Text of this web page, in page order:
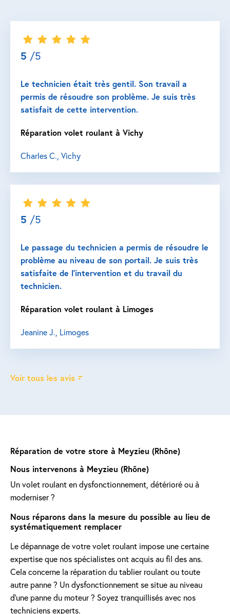
Réparation de votre store à Meyzieu (Rhône)
Nous intervenons à Meyzieu (Rhône)
Un volet roulant en dysfonctionnement, détérioré ou à
moderniser ?
Nous réparons dans la mesure du possible au lieu de
systématiquement remplacer
Le dépannage de votre volet roulant impose une certaine
expertise que nos spécialistes ont acquis au fil des ans.
Cela concerne la réparation du tablier roulant ou toute
autre panne ? Un dysfonctionnement se situe au niveau
d'une panne du moteur ? Soyez tranquillisés avec nos
techniciens experts.
5 /5
Le technicien était très gentil. Son travail a
permis de résoudre son problème. Je suis très
satisfait de cette intervention.
Réparation volet roulant à Vichy
Charles C., Vichy
5 /5
Le passage du technicien a permis de résoudre le
problème au niveau de son portail. Je suis très
satisfaite de l’intervention et du travail du
technicien.
Réparation volet roulant à Limoges
Jeanine J., Limoges
Voir tous les avis